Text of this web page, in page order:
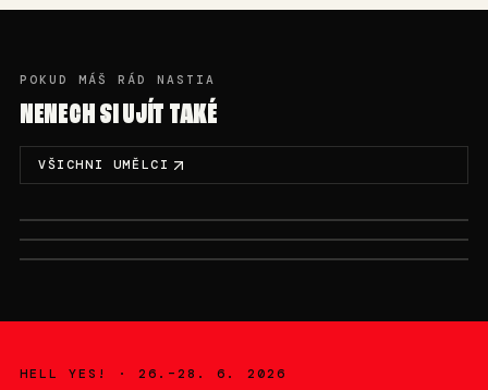
POKUD MÁŠ RÁD NASTIA
NENECH SI UJÍT TAKÉ
VŠICHNI UMĚLCI
ARNII
BRATŘI
HELL YES! · 26.–28. 6. 2026